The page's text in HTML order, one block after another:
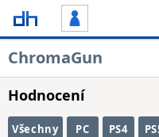
ChromaGun
Hodnocení
Všechny PC PS4